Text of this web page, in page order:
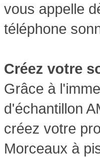
vous appelle
téléphone
Créez votre
Grâce à
d'échantillon
créez votre
Morceaux à